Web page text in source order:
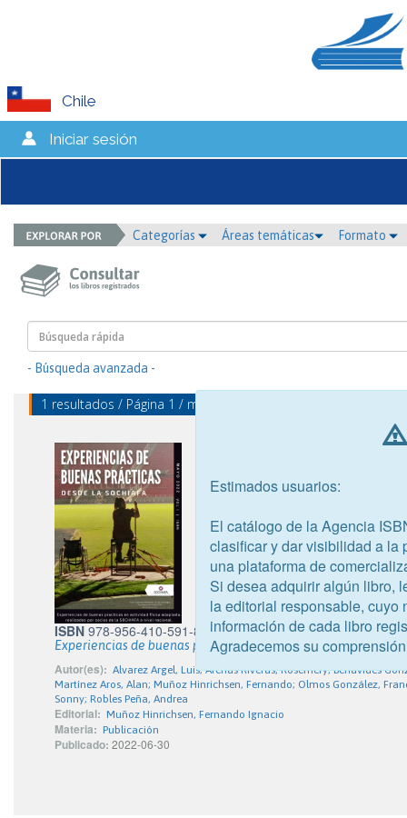
Chile
Iniciar sesión
Categorías Áreas temáticas Formato
- Búsqueda avanzada -
1 resultados / Página 1 / mostrando 1 - 1
ISBN 978-956-410-591-8
Experiencias de buenas prácticas en actividad física
Autor(es): Alvarez Argel, Luis; Arenas Riveras, Rosemery; Benavides
Martínez Aros, Alan; Muñoz Hinrichsen, Fernando; Olmos González,
Sonny; Robles Peña, Andrea
Editorial: Muñoz Hinrichsen, Fernando Ignacio
Materia: Publicación
Publicado: 2022-06-30
Estimados usuarios:
El catálogo de la Agencia
clasificar y dar visibilidad a la
una plataforma de
Si desea adquirir algún libro,
la editorial responsable, cuyo
información de cada libro
Agradecemos su